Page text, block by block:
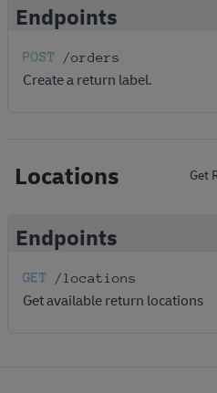
Endpoints
POST /orders
Create a return label.
Locations Get
Endpoints
GET /locations
Get available return locations